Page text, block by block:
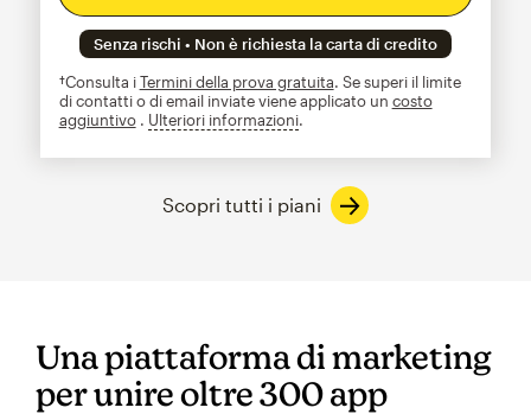
Senza rischi • Non è richiesta la carta di credito
†Consulta iTermini della prova gratuita. Se superi il limite
di contatti o di email inviate viene applicato un costo
aggiuntivo. Ulteriori informazionitooltip
Scopri tutti i piani
Una piattaforma di marketing
per unire oltre 300 app